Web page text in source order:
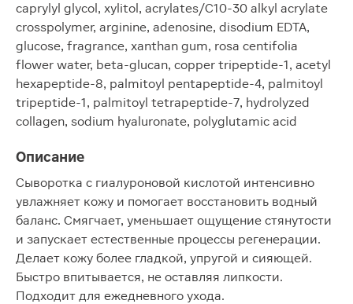
caprylyl glycol, xylitol, acrylates/C10-30 alkyl acrylate
crosspolymer, arginine, adenosine, disodium EDTA,
glucose, fragrance, xanthan gum, rosa centifolia
flower water, beta-glucan, copper tripeptide-1, acetyl
hexapeptide-8, palmitoyl pentapeptide-4, palmitoyl
tripeptide-1, palmitoyl tetrapeptide-7, hydrolyzed
collagen, sodium hyaluronate, polyglutamic acid
Описание
Сыворотка с гиалуроновой кислотой интенсивно
увлажняет кожу и помогает восстановить водный
баланс. Смягчает, уменьшает ощущение стянутости
и запускает естественные процессы регенерации.
Делает кожу более гладкой, упругой и сияющей.
Быстро впитывается, не оставляя липкости.
Подходит для ежедневного ухода.